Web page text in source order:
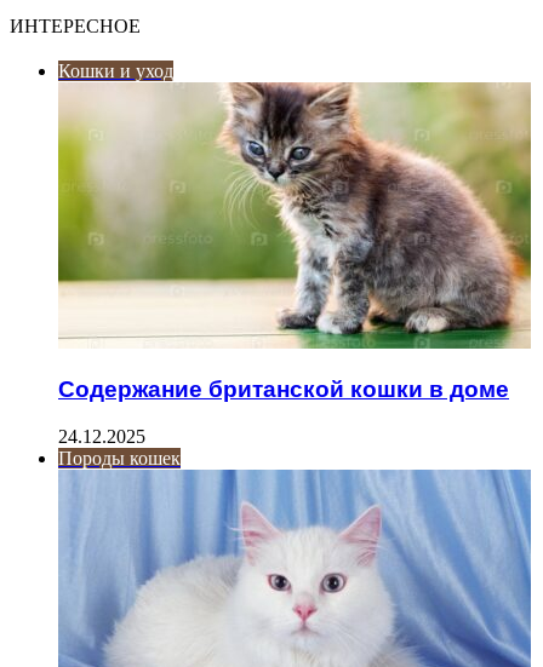
ИНТЕРЕСНОЕ
Кошки и уход
Содержание британской кошки в доме
24.12.2025
Породы кошек